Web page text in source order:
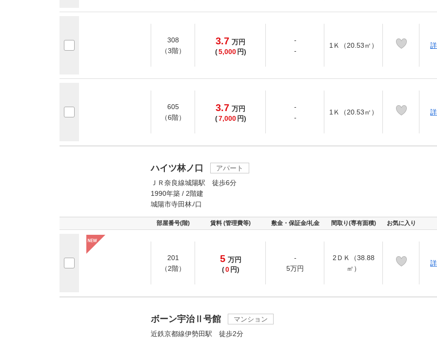
308
（3階）
3.7 万円
(5,000 円)
-
-
1Ｋ（20.53㎡）
605
（6階）
3.7 万円
(7,000 円)
-
-
1Ｋ（20.53㎡）
ハイツ林ノ口
アパート
ＪＲ奈良線城陽駅 徒歩6分
1990年築 / 2階建
城陽市寺田林ﾉ口
部屋番号(階) 賃料 (管理費等) 敷金・保証金/礼金 間取り(専有面積) お気に入り
201
（2階）
5 万円
(0 円)
-
5万円
2ＤＫ（38.88
㎡）
ボーン宇治Ⅱ号館
マンション
近鉄京都線伊勢田駅 徒歩2分